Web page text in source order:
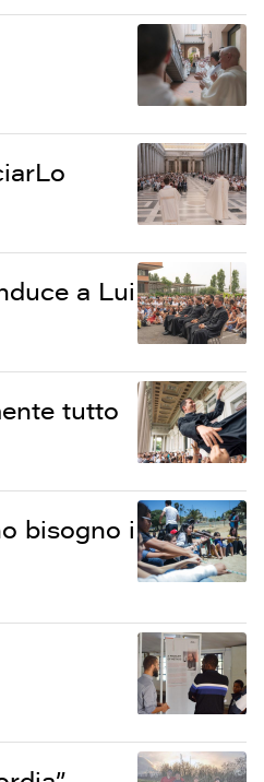
a Lui
tutto
bisogno i